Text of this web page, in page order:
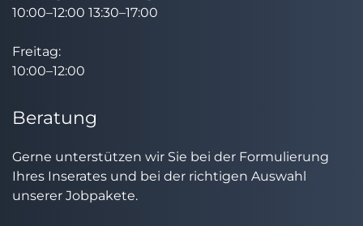
10:00–12:00 13:30–17:00
Freitag:
10:00–12:00
Beratung
Gerne unterstützen wir Sie bei der Formulierung
Ihres Inserates und bei der richtigen Auswahl
unserer Jobpakete.